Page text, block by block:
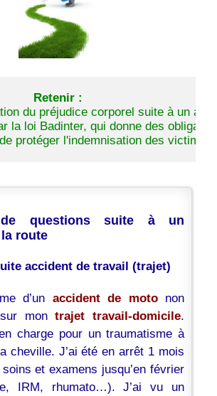
Retenir :
du préjudice corporel suite à un
la loi Badinter, qui donne des
protéger l'indemnisation des victimes.
de questions suite à un
route
accident de travail (trajet)
d’un accident de moto
non
montrajet travail-domicile.
charge pour un traumatisme à
cheville. J’ai été en arrêt 1 mois
et examens jusqu’en février
IRM, rhumato…). J’ai vu un